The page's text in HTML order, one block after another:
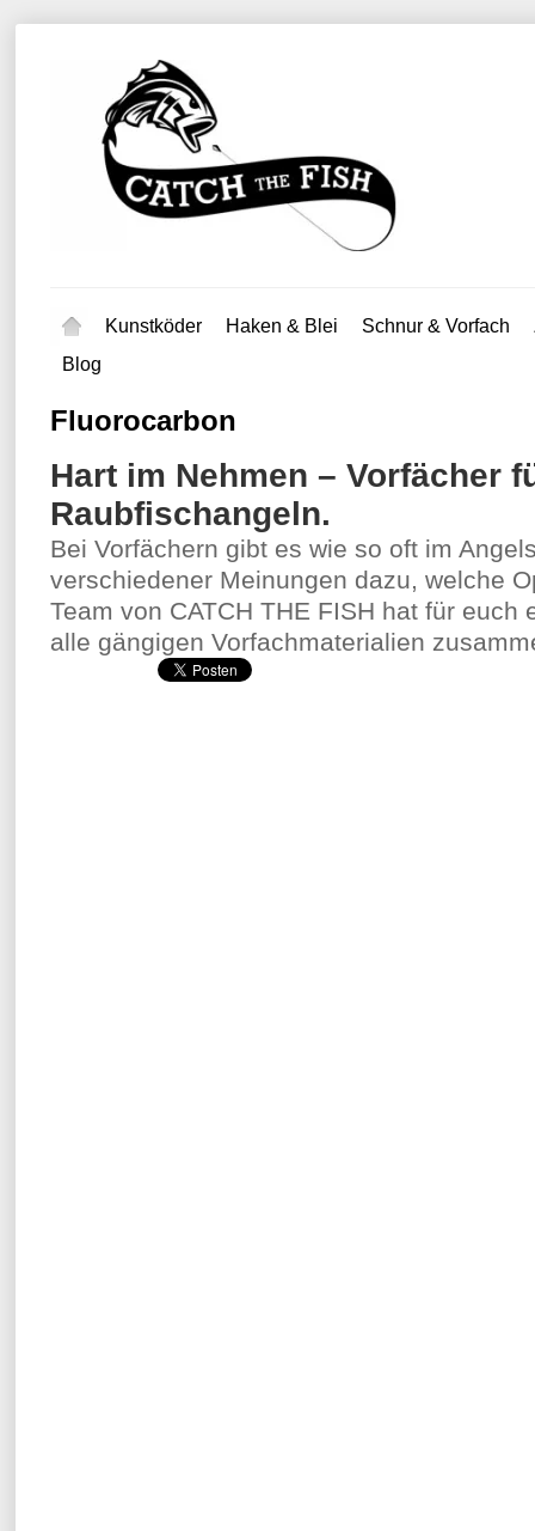
Kunstköder Haken & Blei Schnur & Vorfach
Blog
Fluorocarbon
Hart im Nehmen – Vorfächer
Raubfischangeln.
Bei Vorfächern gibt es wie so oft im
verschiedener Meinungen dazu, welche
Team von CATCH THE FISH hat für euch
alle gängigen Vorfachmaterialien